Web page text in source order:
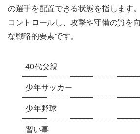
の選手を配置できる状態を指します
コントロールし、攻撃や守備の質を
な戦略的要素です。
40代父親
少年サッカー
少年野球
習い事